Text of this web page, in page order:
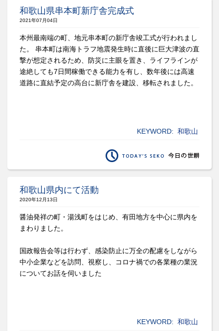
和歌山県串本町新庁舎完成式
2021年07月04日
本州最南端の町、地元串本町の新庁舎竣工式が行われまし
た。 串本町は南海トラフ地震発生時に直後に巨大津波の直
撃が想定されるため、防災に主眼を置き、ライフラインが
途絶しても7日間稼働できる能力を有し、数年後には高速
道路に直結予定の高台に新庁舎を建設、移転されました。
KEYWORD: 和歌山
和歌山県内にて活動
2020年12月13日
醤油発祥の町・湯浅町をはじめ、有田地方を中心に県内を
まわりました。
国政報告会等は行わず、感染防止に万全の配慮をしながら
中小企業などを訪問、視察し、コロナ禍での各業種の業況
についてお話を伺いました
KEYWORD: 和歌山